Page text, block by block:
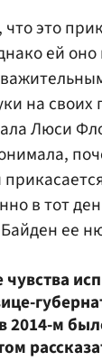
это
ей оно
на своих
Люси
в тот
ее
2014-м